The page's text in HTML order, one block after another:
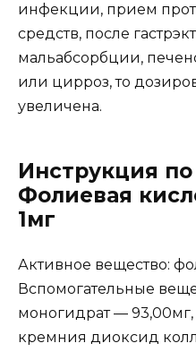
инфекции, прием
средств, после
мальабсорбции,
или цирроз, то
увеличена.
Инструкция
Фолиевая
1мг
Активное вещество:
Вспомогательные
моногидрат —
кремния диоксид